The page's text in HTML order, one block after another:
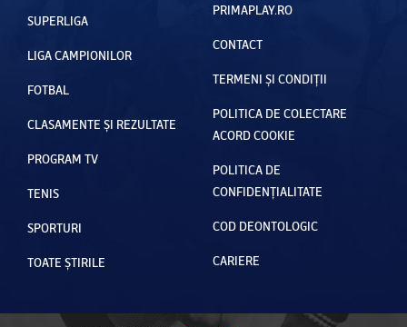
SUPERLIGA
LIGA CAMPIONILOR
FOTBAL
CLASAMENTE ȘI REZULTATE
PROGRAM TV
TENIS
SPORTURI
TOATE ȘTIRILE
PRIMAPLAY.RO
CONTACT
TERMENI ȘI CONDIȚII
POLITICA DE COLECTARE
ACORD COOKIE
POLITICA DE
CONFIDENȚIALITATE
COD DEONTOLOGIC
CARIERE